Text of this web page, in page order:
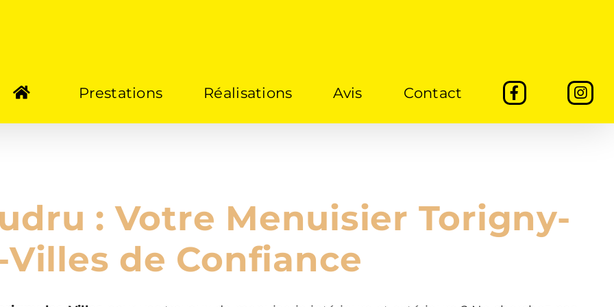
Prestations Réalisations Avis Contact
: Votre Menuisier Torigny-
Villes de Confiance